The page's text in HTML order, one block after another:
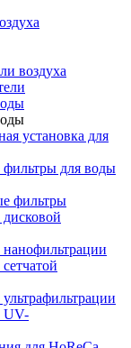
воздуха
установка для
для воды
фильтры
UV-